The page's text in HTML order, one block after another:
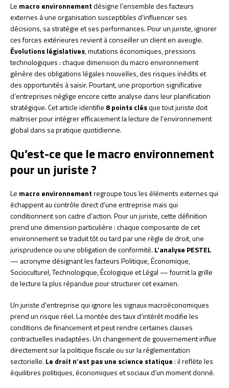
Le macro environnementdésigne l’ensemble des facteurs
externes à une organisation susceptibles d’influencer ses
décisions, sa stratégie et ses performances. Pour un juriste, ignorer
ces forces extérieures revient à conseiller un client en aveugle.
Évolutions législatives, mutations économiques, pressions
technologiques : chaque dimension du macro environnement
génère des obligations légales nouvelles, des risques inédits et
des opportunités à saisir. Pourtant, une proportion significative
d’entreprises néglige encore cette analyse dans leur planification
stratégique. Cet article identifie 8 points clésque tout juriste doit
maîtriser pour intégrer efficacement la lecture de l’environnement
global dans sa pratique quotidienne.
Qu’est-ce que le macro environnement
pour un juriste ?
Le macro environnementregroupe tous les éléments externes qui
échappent au contrôle direct d’une entreprise mais qui
conditionnent son cadre d’action. Pour un juriste, cette définition
prend une dimension particulière : chaque composante de cet
environnement se traduit tôt ou tard par une règle de droit, une
jurisprudence ou une obligation de conformité. L’analyse PESTEL
— acronyme désignant les facteurs Politique, Économique,
Socioculturel, Technologique, Écologique et Légal — fournit la grille
de lecture la plus répandue pour structurer cet examen.
Un juriste d’entreprise qui ignore les signaux macroéconomiques
prend un risque réel. La montée des taux d’intérêt modifie les
conditions de financement et peut rendre certaines clauses
contractuelles inadaptées. Un changement de gouvernement influe
directement sur la politique fiscale ou sur la réglementation
sectorielle. Le droit n’est pas une science statique: il reflète les
équilibres politiques, économiques et sociaux d’un moment donné.